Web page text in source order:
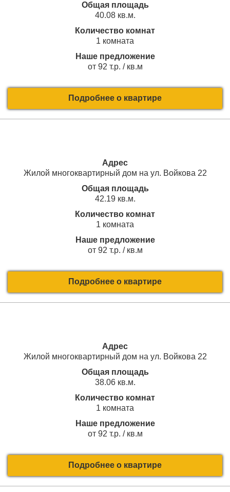
Общая площадь
40.08 кв.м.
Количество комнат
1 комната
Наше предложение
от 92 т.р. / кв.м
Подробнее о квартире
Адрес
Жилой многоквартирный дом на ул. Войкова 22
Общая площадь
42.19 кв.м.
Количество комнат
1 комната
Наше предложение
от 92 т.р. / кв.м
Подробнее о квартире
Адрес
Жилой многоквартирный дом на ул. Войкова 22
Общая площадь
38.06 кв.м.
Количество комнат
1 комната
Наше предложение
от 92 т.р. / кв.м
Подробнее о квартире